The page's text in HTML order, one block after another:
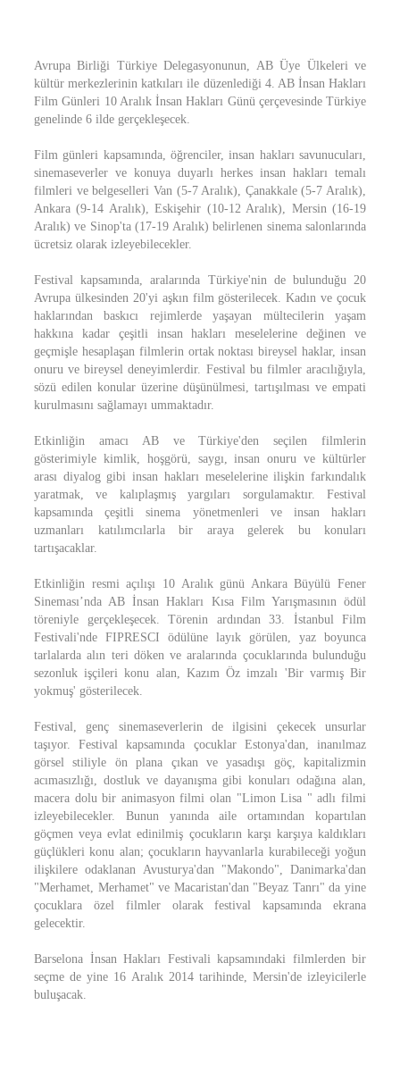
Avrupa Birliği Türkiye Delegasyonunun, AB Üye Ülkeleri ve
kültür merkezlerinin katkıları ile düzenlediği 4. AB İnsan Hakları
Film Günleri 10 Aralık İnsan Hakları Günü çerçevesinde Türkiye
genelinde 6 ilde gerçekleşecek.
Film günleri kapsamında, öğrenciler, insan hakları savunucuları,
sinemaseverler ve konuya duyarlı herkes insan hakları temalı
filmleri ve belgeselleri Van (5-7 Aralık), Çanakkale (5-7 Aralık),
Ankara (9-14 Aralık), Eskişehir (10-12 Aralık), Mersin (16-19
Aralık) ve Sinop'ta (17-19 Aralık) belirlenen sinema salonlarında
ücretsiz olarak izleyebilecekler.
Festival kapsamında, aralarında Türkiye'nin de bulunduğu 20
Avrupa ülkesinden 20'yi aşkın film gösterilecek. Kadın ve çocuk
haklarından baskıcı rejimlerde yaşayan mültecilerin yaşam
hakkına kadar çeşitli insan hakları meselelerine değinen ve
geçmişle hesaplaşan filmlerin ortak noktası bireysel haklar, insan
onuru ve bireysel deneyimlerdir. Festival bu filmler aracılığıyla,
sözü edilen konular üzerine düşünülmesi, tartışılması ve empati
kurulmasını sağlamayı ummaktadır.
Etkinliğin amacı AB ve Türkiye'den seçilen filmlerin
gösterimiyle kimlik, hoşgörü, saygı, insan onuru ve kültürler
arası diyalog gibi insan hakları meselelerine ilişkin farkındalık
yaratmak, ve kalıplaşmış yargıları sorgulamaktır. Festival
kapsamında çeşitli sinema yönetmenleri ve insan hakları
uzmanları katılımcılarla bir araya gelerek bu konuları
tartışacaklar.
Etkinliğin resmi açılışı 10 Aralık günü Ankara Büyülü Fener
Sineması’nda AB İnsan Hakları Kısa Film Yarışmasının ödül
töreniyle gerçekleşecek. Törenin ardından 33. İstanbul Film
Festivali'nde FIPRESCI ödülüne layık görülen, yaz boyunca
tarlalarda alın teri döken ve aralarında çocuklarında bulunduğu
sezonluk işçileri konu alan, Kazım Öz imzalı 'Bir varmış Bir
yokmuş' gösterilecek.
Festival, genç sinemaseverlerin de ilgisini çekecek unsurlar
taşıyor. Festival kapsamında çocuklar Estonya'dan, inanılmaz
görsel stiliyle ön plana çıkan ve yasadışı göç, kapitalizmin
acımasızlığı, dostluk ve dayanışma gibi konuları odağına alan,
macera dolu bir animasyon filmi olan "Limon Lisa " adlı filmi
izleyebilecekler. Bunun yanında aile ortamından kopartılan
göçmen veya evlat edinilmiş çocukların karşı karşıya kaldıkları
güçlükleri konu alan; çocukların hayvanlarla kurabileceği yoğun
ilişkilere odaklanan Avusturya'dan "Makondo", Danimarka'dan
"Merhamet, Merhamet" ve Macaristan'dan "Beyaz Tanrı" da yine
çocuklara özel filmler olarak festival kapsamında ekrana
gelecektir.
Barselona İnsan Hakları Festivali kapsamındaki filmlerden bir
seçme de yine 16 Aralık 2014 tarihinde, Mersin'de izleyicilerle
buluşacak.